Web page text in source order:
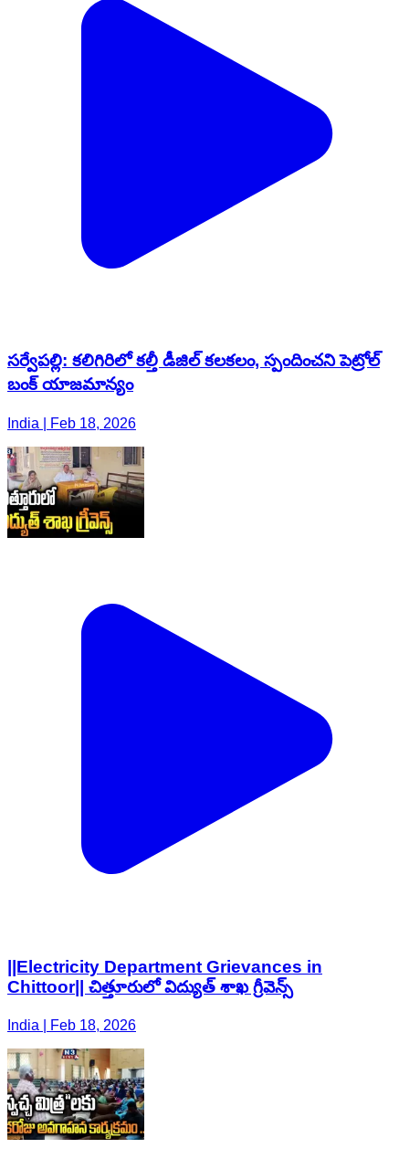
సర్వేపల్లి: కలిగిరిలో కల్తీ డీజిల్ కలకలం, స్పందించని పెట్రోల్
బంక్ యాజమాన్యం
India | Feb 18, 2026
||Electricity Department Grievances in
Chittoor|| చిత్తూరులో విద్యుత్ శాఖ గ్రీవెన్స్
India | Feb 18, 2026